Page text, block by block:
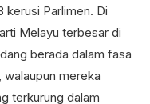
kerusi Parlimen. Di
Melayu terbesar di
berada dalam fasa
mereka
terkurung dalam